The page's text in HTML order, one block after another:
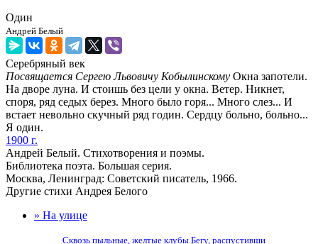
Один
Андрей Белый
Серебряный век
Посвящается Сергею Львовичу Кобылинскому Окна запотели.
На дворе луна. И стоишь без цели у окна. Ветер. Никнет,
споря, ряд седых берез. Много было горя... Много слез... И
встает невольно скучный ряд годин. Сердцу больно, больно...
Я один.
1900 г.
Андрей Белый. Стихотворения и поэмы.
Библиотека поэта. Большая серия.
Москва, Ленинград: Советский писатель, 1966.
Другие стихи Андрея Белого
» На улице
Сквозь пыльные, желтые клубы Бегу, распустивши